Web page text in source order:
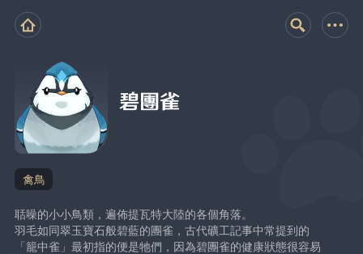
碧團雀
禽鳥
聒噪的小小鳥類，遍佈提瓦特大陸的各個角落。
羽毛如同翠玉寶石般碧藍的團雀，古代礦工記事中常提到的
「籠中雀」最初指的便是牠們，因為碧團雀的健康狀態很容易